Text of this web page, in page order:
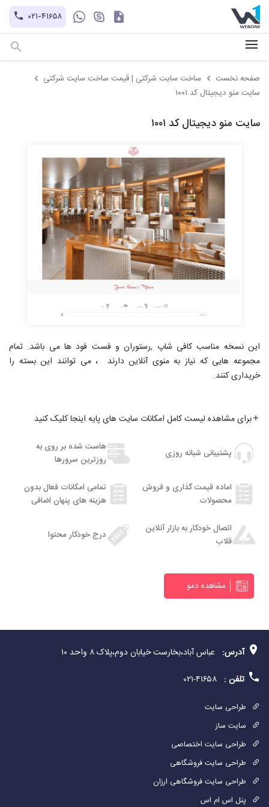
۰۲۱-۴۱۶۵۸
+۹۸-۹۳۰۲۱۲۱۱۰۱
hayatechsocial
کاتالوگ
صفحه نخست
ساخت سایت شرکتی | قیمت ساخت سایت شرکتی
سایت منو دیجیتال کد ۱۰۰۱
سایت منو دیجیتال کد ۱۰۰۱
این نسخه مناسب کافی شاپ ,رستوران و فست فود ها می باشد. تمام
مجموعه هایی که نیاز به منوی آنلاین دارند ، می توانند این بسته را
خریداری کنند.
برای مشاهده لیست کامل امکانات سایت های پایه اینجا کلیک کنید
پشتیبانی شبانه روزی
هاست شده بر روی به
روزترین سرورها
اماده قیمت گذاری و فروش
محصولات
تمامی امکانات فعال بدون
هزینه های پنهان اضافی
اتصال خودکار به بازار آنلاین
قلاب
درج خودکار محتوا
مشاهده دمو
آدرس: عباس آباد،بخارست خیابان دوم،پلاک ۸ واحد ۱۰
تلفن : ۴۱۶۵۸-۰۲۱
طراحی سایت
سایت ساز
طراحی سایت اختصاصی
طراحی سایت فروشگاهی
طراحی سایت فروشگاهی ارزان
پنل اس ام اس